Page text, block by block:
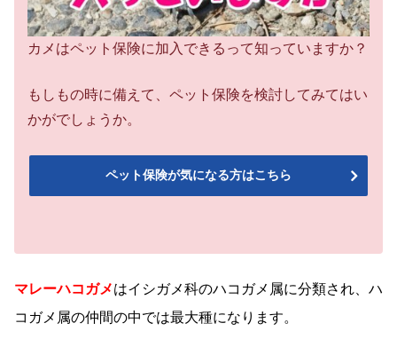
カメはペット保険に加入できるって知っていますか？
もしもの時に備えて、ペット保険を検討してみてはい
かがでしょうか。
ペット保険が気になる方はこちら
マレーハコガメはイシガメ科のハコガメ属に分類され、ハ
コガメ属の仲間の中では最大種になります。